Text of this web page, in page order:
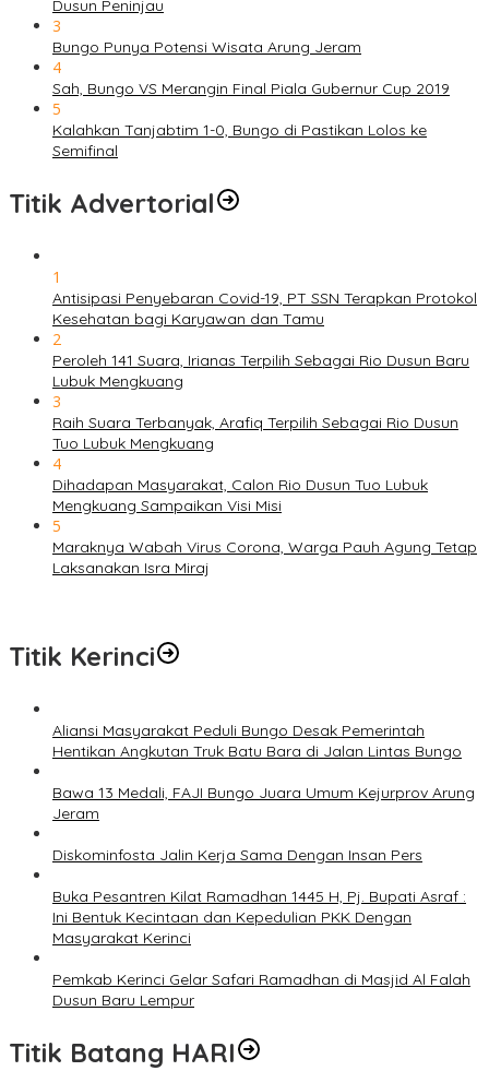
Dusun Peninjau
3
Bungo Punya Potensi Wisata Arung Jeram
4
Sah, Bungo VS Merangin Final Piala Gubernur Cup 2019
5
Kalahkan Tanjabtim 1-0, Bungo di Pastikan Lolos ke
Semifinal
Titik Advertorial
1
Antisipasi Penyebaran Covid-19, PT SSN Terapkan Protokol
Kesehatan bagi Karyawan dan Tamu
2
Peroleh 141 Suara, Irianas Terpilih Sebagai Rio Dusun Baru
Lubuk Mengkuang
3
Raih Suara Terbanyak, Arafiq Terpilih Sebagai Rio Dusun
Tuo Lubuk Mengkuang
4
Dihadapan Masyarakat, Calon Rio Dusun Tuo Lubuk
Mengkuang Sampaikan Visi Misi
5
Maraknya Wabah Virus Corona, Warga Pauh Agung Tetap
Laksanakan Isra Miraj
Titik Kerinci
Aliansi Masyarakat Peduli Bungo Desak Pemerintah
Hentikan Angkutan Truk Batu Bara di Jalan Lintas Bungo
Bawa 13 Medali, FAJI Bungo Juara Umum Kejurprov Arung
Jeram
Diskominfosta Jalin Kerja Sama Dengan Insan Pers
Buka Pesantren Kilat Ramadhan 1445 H, Pj. Bupati Asraf :
Ini Bentuk Kecintaan dan Kepedulian PKK Dengan
Masyarakat Kerinci
Pemkab Kerinci Gelar Safari Ramadhan di Masjid Al Falah
Dusun Baru Lempur
Titik Batang HARI